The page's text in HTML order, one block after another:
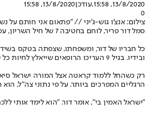
13/8/2020, 15:58
,עודכן13/8/2020, 15:58
0
צילום: אנצ'ו גוש-ג'יני // "פתאום אני חותם על נשק, ואני לוחם בחטיבה 7 האגדית. כל מה שרציתי
סמל דור פריר, לוחם בחטיבה 7 של חיל השריון, עמד ברחבת המסדרים של מפקדת פיקוד הצפון בצפת, נרגש מאוד. ביד רועדת אחז בתעודת ההוקרה האישית כחייל מצטיין, שהעניק לו אלוף הפיקוד, אמיר ברעם.
ובידיו. בגיל 9 העריכו הרופאים שייאלץ לחיות כל ימיו במגבלות השיתוק ולא יתקדם עוד מבחינה תנועתית.
רק כשהחל ללמוד קראטה אצל המורה ישראל
הרגליים המפרכים ביותר. על פי נתוני צה"ל,
"ישראל האמין בי", אומר דור. "הוא לימד אותי